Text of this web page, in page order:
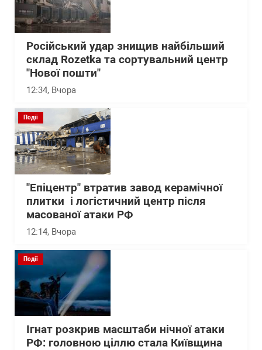
Російський удар знищив найбільший
склад Rozetka та сортувальний центр
"Нової пошти"
12:34, Вчора
Події
"Епіцентр" втратив завод керамічної
плитки і логістичний центр після
масованої атаки РФ
12:14, Вчора
Події
Ігнат розкрив масштаби нічної атаки
РФ: головною ціллю стала Київщина